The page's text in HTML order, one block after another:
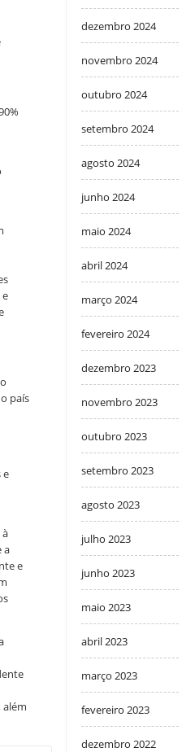
país
e
a
e
dezembro 2024
novembro 2024
outubro 2024
setembro 2024
agosto 2024
junho 2024
maio 2024
abril 2024
março 2024
fevereiro 2024
dezembro 2023
novembro 2023
outubro 2023
setembro 2023
agosto 2023
julho 2023
junho 2023
maio 2023
abril 2023
março 2023
fevereiro 2023
dezembro 2022